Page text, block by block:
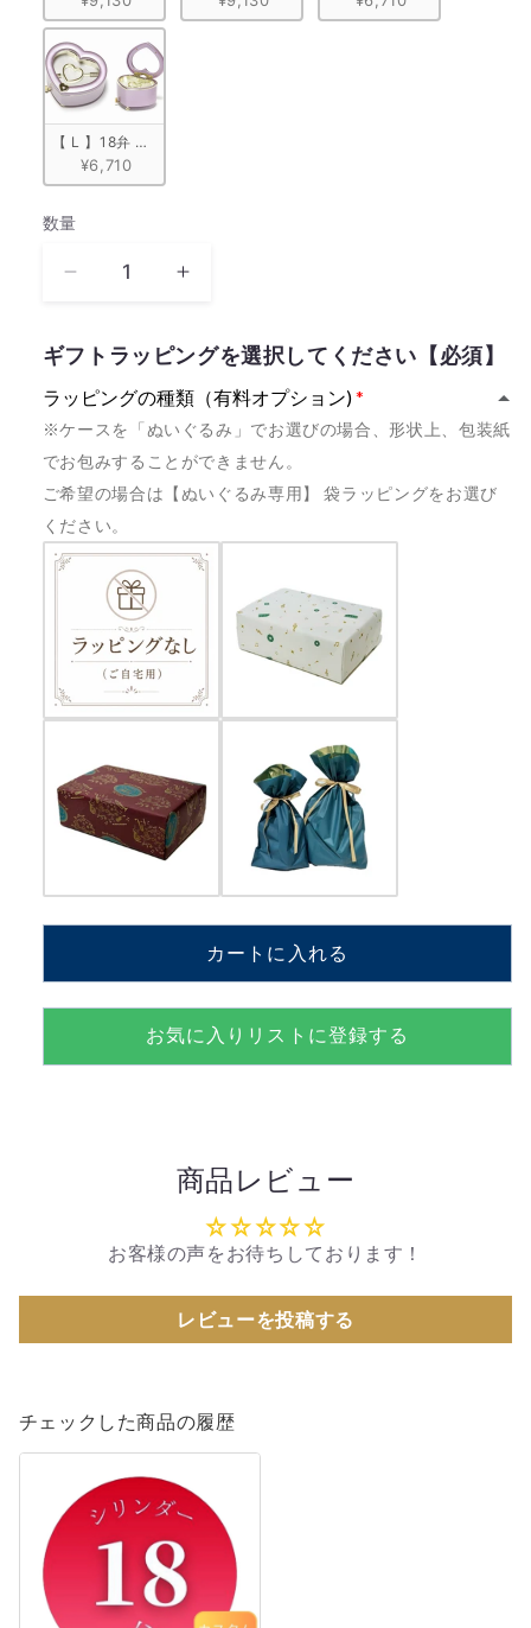
【 L 】18弁 ハート型宝石箱　ピンク
¥6,710
数
数量
タ
モ
デ
ル》
HAPPY
HAPPY
LEE
WOO
MIN、
DEL
PRETE
VALERIA、
SANICOLA
JOHN
TWICE【MM801K+JiL】
の
量
を
ら
す
《カ
タ
モ
デ
ル》
HAPPY
LEE
WOO
MIN、
DEL
PRETE
VALERIA、
SANICOLA
TWICE【MM801K+JiL】
の
量
を
や
す
ギフトラッピングを選択してください【必須】
ラッピングの種類（有料オプション)
※ケースを「ぬいぐるみ」でお選びの場合、形状上、包装紙
でお包みすることができません。
ご希望の場合は【ぬいぐるみ専用】 袋ラッピングをお選び
ください。
カートに入れる
お気に入りリストに登録する
商品レビュー
お客様の声をお待ちしております！
レビューを投稿する
チェックした商品の履歴